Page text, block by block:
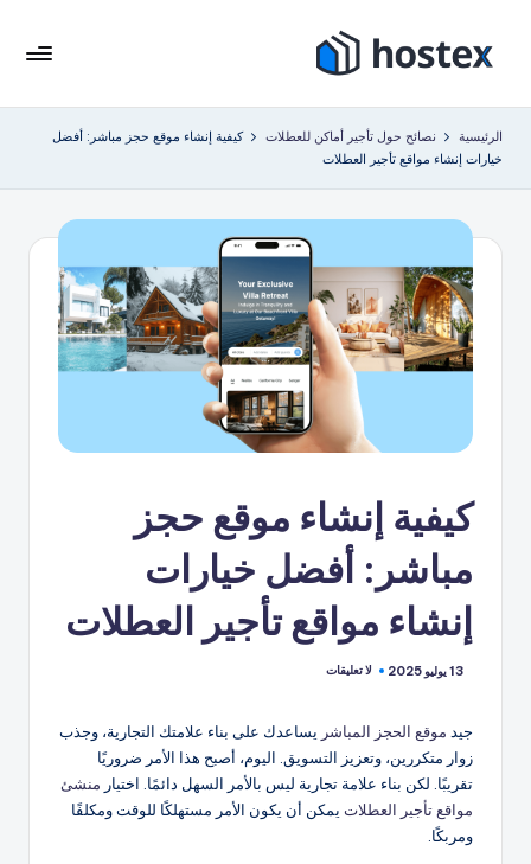
التجاوز
المحتوى
ست
ك
عطلتك
الآلي
باستخدام
الذكاء
الاصطناعي
الرئيسية نصائح حول تأجير أماكن للعطلات
كيفية إنشاء موقع حجز مباشر: أفضل
خيارات إنشاء مواقع تأجير العطلات
كيفية إنشاء موقع حجز
مباشر: أفضل خيارات
إنشاء مواقع تأجير العطلات
13 يوليو 2025 لا تعليقات
جيد موقع الحجز المباشر يساعدك على بناء علامتك التجارية، وجذب
زوار متكررين، وتعزيز التسويق. اليوم، أصبح هذا الأمر ضروريًا
تقريبًا. لكن بناء علامة تجارية ليس بالأمر السهل دائمًا. اختيار منشئ
مواقع تأجير العطلات يمكن أن يكون الأمر مستهلكًا للوقت ومكلفًا
ومربكًا.